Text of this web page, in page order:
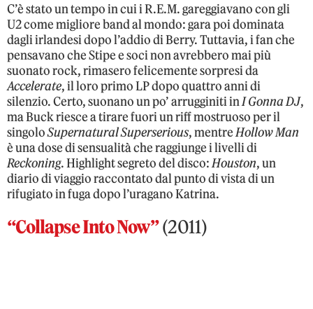
C’è stato un tempo in cui i R.E.M. gareggiavano con gli
U2 come migliore band al mondo: gara poi dominata
dagli irlandesi dopo l’addio di Berry. Tuttavia, i fan che
pensavano che Stipe e soci non avrebbero mai più
suonato rock, rimasero felicemente sorpresi da
Accelerate, il loro primo LP dopo quattro anni di
silenzio. Certo, suonano un po’ arrugginiti inI Gonna DJ,
ma Buck riesce a tirare fuori un riff mostruoso per il
singoloSupernatural Superserious, mentreHollow Man
è una dose di sensualità che raggiunge i livelli di
Reckoning. Highlight segreto del disco:Houston, un
diario di viaggio raccontato dal punto di vista di un
rifugiato in fuga dopo l’uragano Katrina.
“Collapse Into Now”(2011)